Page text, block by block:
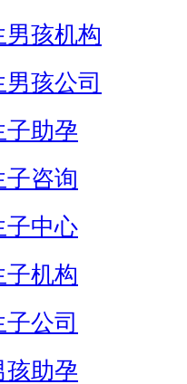
孩机构
孩公司
子助孕
子咨询
子中心
子机构
公司
孩助孕